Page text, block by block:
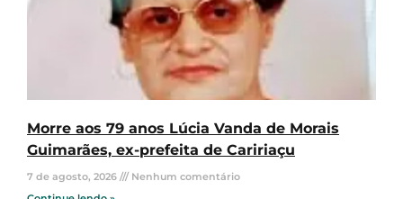
Morre aos 79 anos Lúcia Vanda de Morais
Guimarães, ex-prefeita de Caririaçu
7 de agosto, 2026
Nenhum comentário